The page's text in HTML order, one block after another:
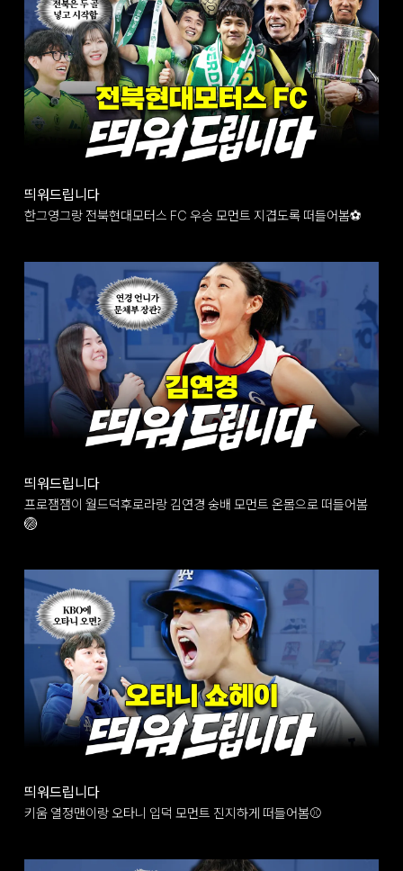
띄워드립니다
한그영그랑 전북현대모터스 FC 우승 모먼트 지겹도록 떠들어봄⚽
띄워드립니다
프로잼잼이 월드덕후로라랑 김연경 숭배 모먼트 온몸으로 떠들어봄
🏐
띄워드립니다
키움 열정맨이랑 오타니 입덕 모먼트 진지하게 떠들어봄⚾️